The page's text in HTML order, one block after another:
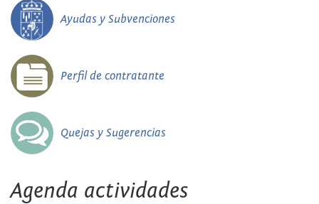
Ayudas y Subvenciones
Perfil de contratante
Quejas y Sugerencias
Agenda actividades